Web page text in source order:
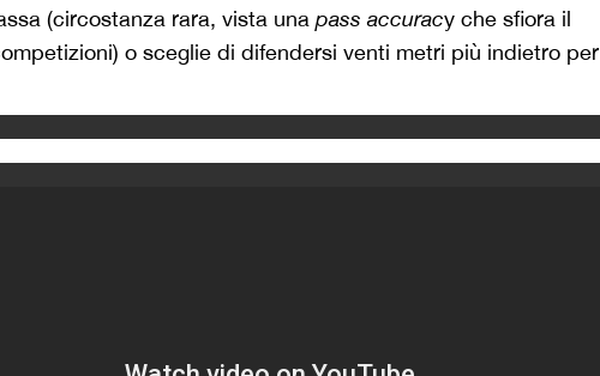
(circostanza rara, vista una pass accuracy che sfiora il
o sceglie di difendersi venti metri più indietro per